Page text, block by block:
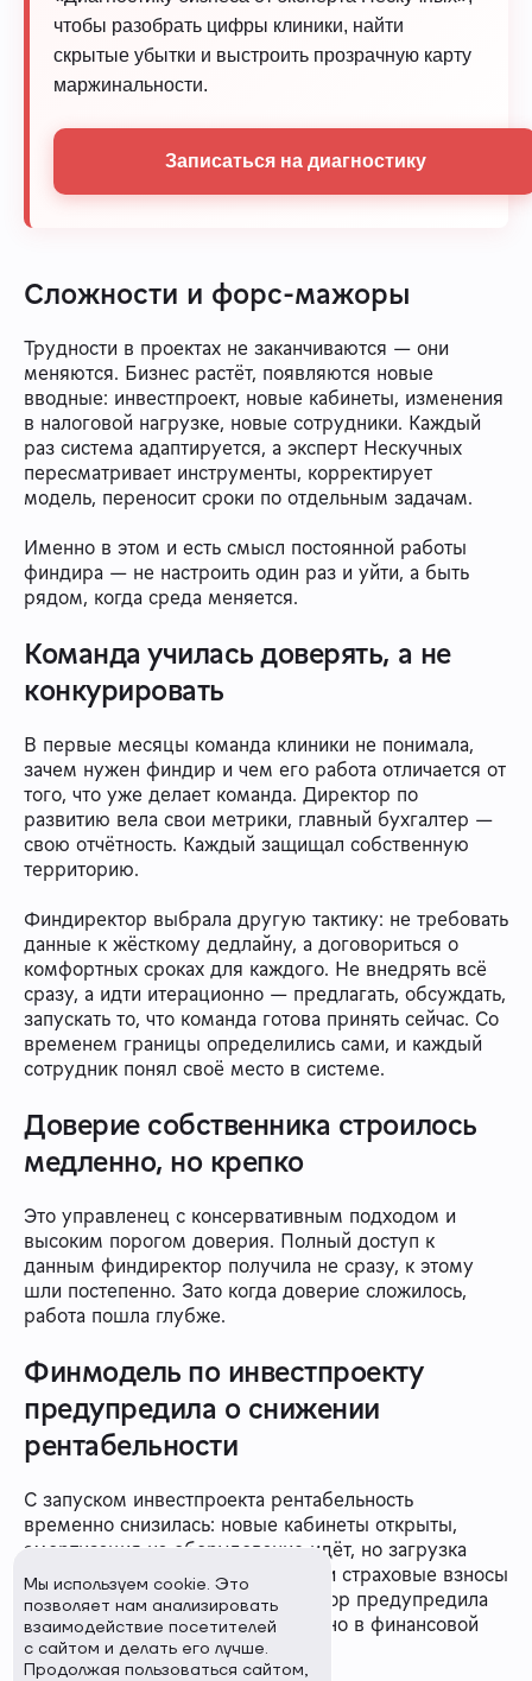
чтобы разобрать цифры клиники, найти
скрытые убытки и выстроить прозрачную карту
маржинальности.
Записаться на диагностику
Сложности и форс-мажоры
Трудности в проектах не заканчиваются — они
меняются. Бизнес растёт, появляются новые
вводные: инвестпроект, новые кабинеты, изменения
в налоговой нагрузке, новые сотрудники. Каждый
раз система адаптируется, а эксперт Нескучных
пересматривает инструменты, корректирует
модель, переносит сроки по отдельным задачам.
Именно в этом и есть смысл постоянной работы
финдира — не настроить один раз и уйти, а быть
рядом, когда среда меняется.
Команда училась доверять, а не
конкурировать
В первые месяцы команда клиники не понимала,
зачем нужен финдир и чем его работа отличается от
того, что уже делает команда. Директор по
развитию вела свои метрики, главный бухгалтер —
свою отчётность. Каждый защищал собственную
территорию.
Финдиректор выбрала другую тактику: не требовать
данные к жёсткому дедлайну, а договориться о
комфортных сроках для каждого. Не внедрять всё
сразу, а идти итерационно — предлагать, обсуждать,
запускать то, что команда готова принять сейчас. Со
временем границы определились сами, и каждый
сотрудник понял своё место в системе.
Доверие собственника строилось
медленно, но крепко
Это управленец с консервативным подходом и
высоким порогом доверия. Полный доступ к
данным финдиректор получила не сразу, к этому
шли постепенно. Зато когда доверие сложилось,
работа пошла глубже.
Финмодель по инвестпроекту
предупредила о снижении
рентабельности
С запуском инвестпроекта рентабельность
временно снизилась: новые кабинеты открыты,
амортизация на оборудование идёт, но загрузка
ещё формируется. Плюс выросли страховые взносы
с официального ФОТ. Финдиректор предупредила
об этом заранее — всё было видно в финансовой
модели ещё в декабре.
Мы используем cookie. Это
позволяет нам анализировать
взаимодействие посетителей
с сайтом и делать его лучше.
Продолжая пользоваться сайтом,